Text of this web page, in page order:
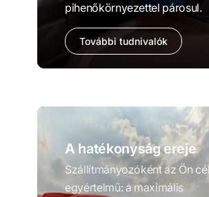
pihenőkörnyezettel párosul.
További tudnivalók
A hatékonyság ereje
Szállítmányozóként az Ön
egyértelmű: a maximális